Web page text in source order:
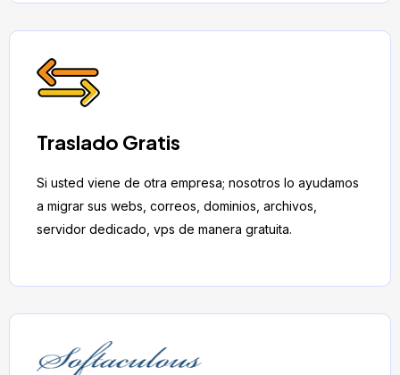
Traslado Gratis
Si usted viene de otra empresa; nosotros lo ayudamos
a migrar sus webs, correos, dominios, archivos,
servidor dedicado, vps de manera gratuita.